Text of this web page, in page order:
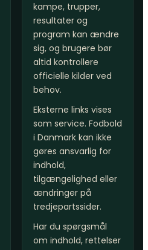
kampe, trupper,
resultater og
program kan ændre
sig, og brugere bør
altid kontrollere
officielle kilder ved
behov.
Eksterne links vises
som service. Fodbold
i Danmark kan ikke
gøres ansvarlig for
indhold,
tilgængelighed eller
ændringer på
tredjepartssider.
Har du spørgsmål
om indhold, rettelser